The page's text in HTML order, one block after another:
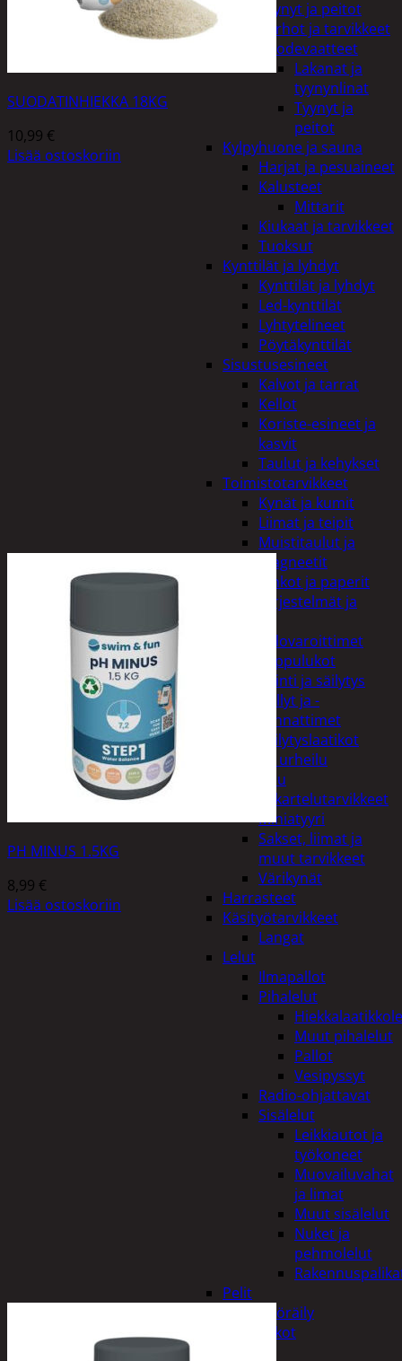
Tyynyt ja peitot
Verhot ja tarvikkeet
Vuodevaatteet
Lakanat ja
tyynynlinat
Tyynyt ja
peitot
Kylpyhuone ja sauna
Harjat ja pesuaineet
Kalusteet
Mittarit
Kiukaat ja tarvikkeet
Tuoksut
Kynttilät ja lyhdyt
Kynttilät ja lyhdyt
Led-kynttilät
Lyhtytelineet
Pöytäkynttilät
Sisustusesineet
Kalvot ja tarrat
Kellot
Koriste-esineet ja
kasvit
Taulut ja kehykset
Toimistotarvikkeet
Kynät ja kumit
Liimat ja teipit
Muistitaulut ja
magneetit
Vihkot ja paperit
Turvajärjestelmät ja
Palovaroittimet
Riippulukot
Varastointi ja säilytys
Hyllyt ja -
kannattimet
Säilytyslaatikot
Vapaa-aika ja urheilu
Askartelu
Askartelutarvikkeet
Miniatyyri
Sakset, liimat ja
muut tarvikkeet
Värikynät
Harrasteet
Käsityötarvikkeet
Langat
Lelut
Ilmapallot
Pihalelut
Muut pihalelut
Pallot
Vesipyssyt
Radio-ohjattavat
Sisälelut
Leikkiautot ja
työkoneet
Muovailuvahat
ja limat
Muut sisälelut
Nuket ja
pehmolelut
Pelit
Polkupyöräily
Lukot
SUODATINHIEKKA 18KG
10,99 €
Lisää ostoskoriin
PH MINUS 1.5KG
8,99 €
Lisää ostoskoriin